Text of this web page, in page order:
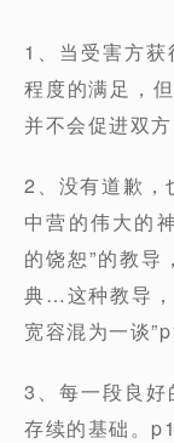
1、当受害方
程度的满足，
并不会促进双
2、没有道歉，
中营的伟大的
的饶恕”的教导
典…这种教导
宽容混为一谈
3、每一段良
存续的基础。